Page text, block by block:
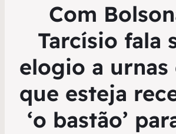
Com
Tarcísio fala
elogio a urnas
que esteja
‘o bastão’